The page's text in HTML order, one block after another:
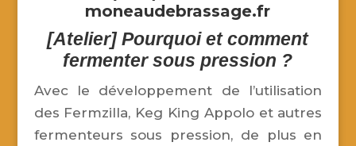
moneaudebrassage.fr
[Atelier] Pourquoi et comment
fermenter sous pression ?
Avec le développement de l’utilisation
des Fermzilla, Keg King Appolo et autres
fermenteurs sous pression, de plus en